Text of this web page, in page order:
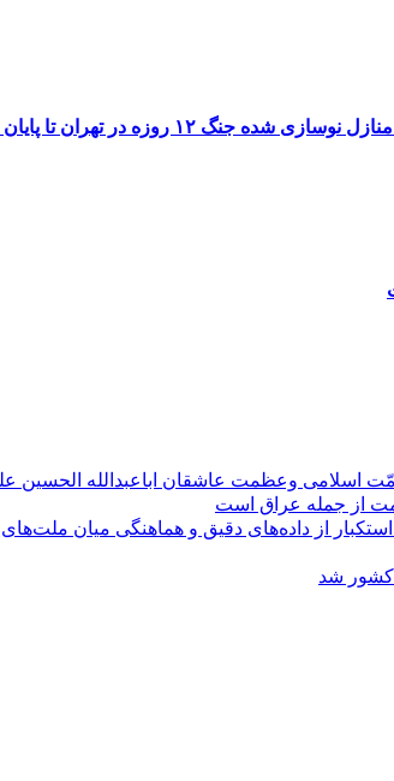
روزه در تهران تا پایان سال
اسلامی وعظمت عاشقان اباعبدالله
از جمله عراق است
از داده‌های دقیق و هماهنگی میان
کشور شد